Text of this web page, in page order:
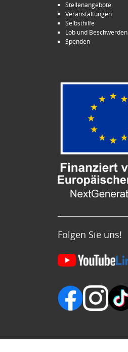
Stellenangebote
Veranstaltungen
Selbsthilfe
Lob und Beschwerden
Spenden
Folgen Sie uns!